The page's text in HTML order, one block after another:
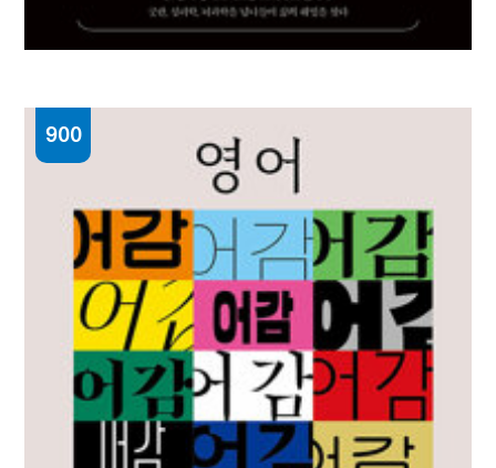
다섯 개의 창, 하나의 풍경 : 불안한 삶의
권기준 지음
900